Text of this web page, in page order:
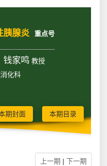
胰腺炎 重点号
钱家鸣 教授
化科
期封面 本期目录
上一期 | 下一期